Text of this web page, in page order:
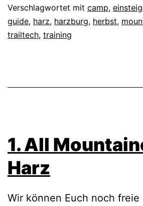
Verschlagwortet mit camp,
guide, harz, harzburg, herbst,
trailtech, training
1. All
Harz
Wir können Euch noch